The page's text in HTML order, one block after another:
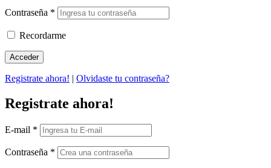
Contraseña *
Recordarme
Registrate ahora! | Olvidaste tu contraseña?
Registrate ahora!
E-mail *
Contraseña *